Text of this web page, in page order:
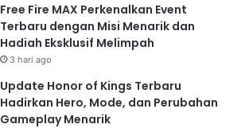
Free Fire MAX Perkenalkan Event
Terbaru dengan Misi Menarik dan
Hadiah Eksklusif Melimpah
3 hari ago
Update Honor of Kings Terbaru
Hadirkan Hero, Mode, dan Perubahan
Gameplay Menarik